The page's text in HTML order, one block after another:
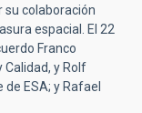
su colaboración
espacial. El 22
Franco
Calidad, y Rolf
ESA; y Rafael